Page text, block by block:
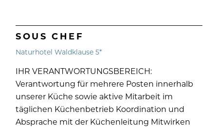
SOUS CHEF
Naturhotel Waldklause 5*
IHR VERANTWORTUNGSBEREICH:
Verantwortung für mehrere Posten innerhalb
unserer Küche sowie aktive Mitarbeit im
täglichen Küchenbetrieb Koordination und
Absprache mit der Küchenleitung Mitwirken